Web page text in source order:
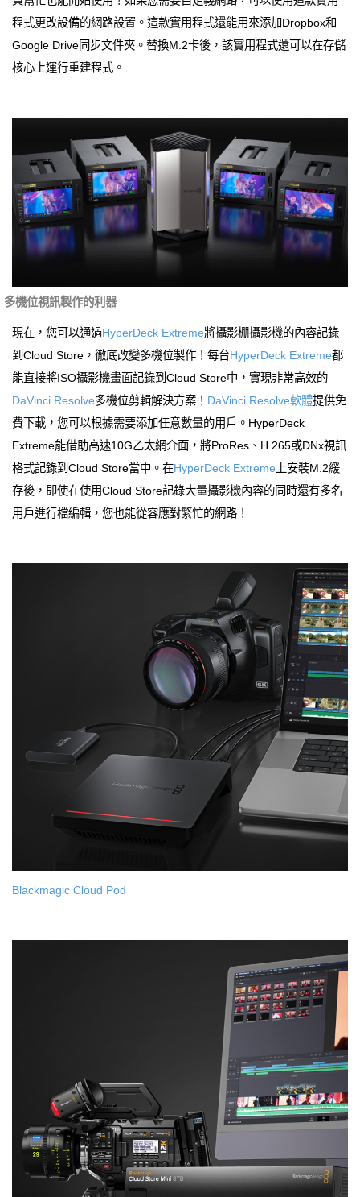
程式更改設備的網路設置。這款實用程式還能用來添加Dropbox和
Google Drive同步文件夾。替換M.2卡後，該實用程式還可以在存儲
核心上運行重建程式。
多機位視訊製作的利器
現在，您可以通過HyperDeck Extreme將攝影棚攝影機的內容記錄
到Cloud Store，徹底改變多機位製作！每台HyperDeck Extreme都
能直接將ISO攝影機畫面記錄到Cloud Store中，實現非常高效的
DaVinci Resolve多機位剪輯解決方案！ DaVinci Resolve軟體提供免
費下載，您可以根據需要添加任意數量的用戶。HyperDeck
Extreme能借助高速10G乙太網介面，將ProRes、H.265或DNx視訊
格式記錄到Cloud Store當中。在HyperDeck Extreme 上安裝M.2緩
存後，即使在使用Cloud Store記錄大量攝影機內容的同時還有多名
用戶進行檔編輯，您也能從容應對繁忙的網路！
Blackmagic Cloud Pod